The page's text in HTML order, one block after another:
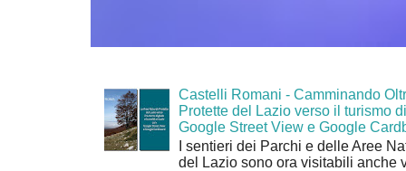
Castelli Romani - Camminando
Protette del Lazio verso il turismo
Google Street View e Google
I sentieri dei Parchi e delle Aree
del Lazio sono ora visitabili anche